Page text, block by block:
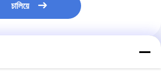
চালিয়ে